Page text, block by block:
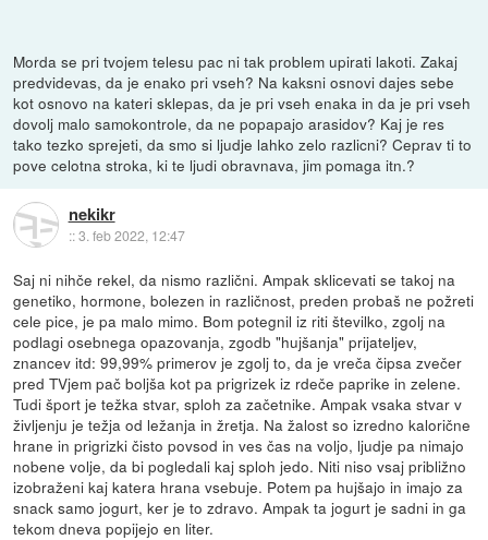
Morda se pri tvojem telesu pac ni tak problem upirati lakoti. Zakaj
predvidevas, da je enako pri vseh? Na kaksni osnovi dajes sebe
kot osnovo na kateri sklepas, da je pri vseh enaka in da je pri vseh
dovolj malo samokontrole, da ne popapajo arasidov? Kaj je res
tako tezko sprejeti, da smo si ljudje lahko zelo razlicni? Ceprav ti to
pove celotna stroka, ki te ljudi obravnava, jim pomaga itn.?
nekikr
::3. feb 2022, 12:47
Saj ni nihče rekel, da nismo različni. Ampak sklicevati se takoj na
genetiko, hormone, bolezen in različnost, preden probaš ne požreti
cele pice, je pa malo mimo. Bom potegnil iz riti številko, zgolj na
podlagi osebnega opazovanja, zgodb "hujšanja" prijateljev,
znancev itd: 99,99% primerov je zgolj to, da je vreča čipsa zvečer
pred TVjem pač boljša kot pa prigrizek iz rdeče paprike in zelene.
Tudi šport je težka stvar, sploh za začetnike. Ampak vsaka stvar v
življenju je težja od ležanja in žretja. Na žalost so izredno kalorične
hrane in prigrizki čisto povsod in ves čas na voljo, ljudje pa nimajo
nobene volje, da bi pogledali kaj sploh jedo. Niti niso vsaj približno
izobraženi kaj katera hrana vsebuje. Potem pa hujšajo in imajo za
snack samo jogurt, ker je to zdravo. Ampak ta jogurt je sadni in ga
tekom dneva popijejo en liter.